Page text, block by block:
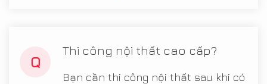
Q
Thi công nội thất cao cấp?
Bạn cần thi công nội thất sau khi có